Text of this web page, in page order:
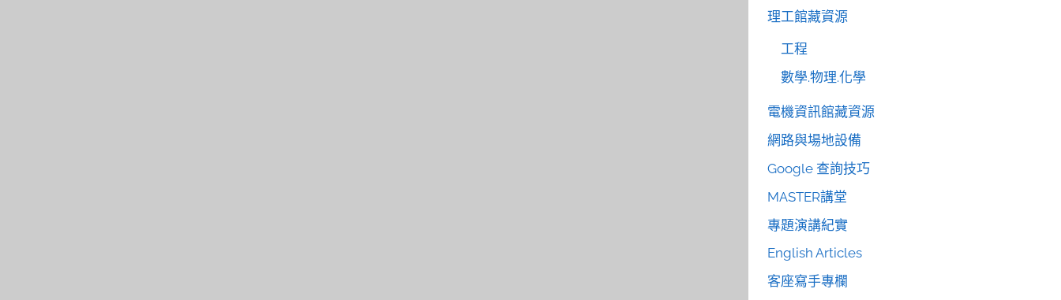
理工館藏資源
工程
數學.物理.化學
電機資訊館藏資源
網路與場地設備
Google 查詢技巧
MASTER講堂
專題演講紀實
English Articles
客座寫手專欄